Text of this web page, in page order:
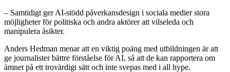
– Samtidigt ger AI-stödd påverkansdesign i sociala medier stora
möjligheter för politiska och andra aktörer att vilseleda och
manipulera åsikter.
Anders Hedman menar att en viktig poäng med utbildningen är att
ge journalister bättre förståelse för AI, så att de kan rapportera om
ämnet på ett trovärdigt sätt och inte svepas med i all hype.